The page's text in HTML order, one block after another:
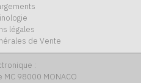
légales
de Vente
:
98000 MONACO